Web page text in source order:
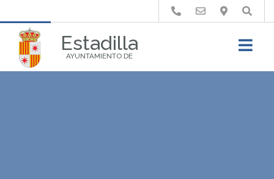
Estadilla
AYUNTAMIENTO DE
Buscar